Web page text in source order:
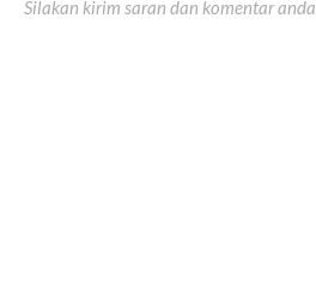
Silakan kirim saran dan komentar anda